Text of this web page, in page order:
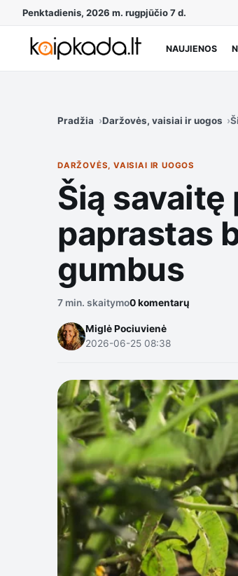
Penktadienis, 2026 m. rugpjūčio 7 d.
NAUJIENOS
Pradžia Daržovės, vaisiai ir uogos
DARŽOVĖS, VAISIAI IR UOGOS
Šią
paprastas
gumbus
7 min. skaitymo0 komentarų
Miglė Pociuvienė
2026-06-25 08:38